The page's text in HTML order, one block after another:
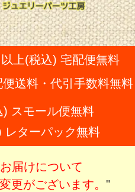
上(税込) 宅配便無料
送料・代引手数料無料
スモール便無料
レターパック無料
けについて
更がございます。 "